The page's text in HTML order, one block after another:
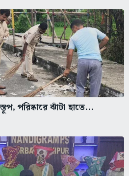
পরিষ্কারে ঝাঁটা হাতে...